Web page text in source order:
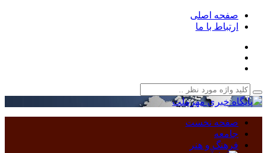
صفحه اصلی
ارتباط با ما
صفحه نخست
جامعه
فرهنگ و هنر